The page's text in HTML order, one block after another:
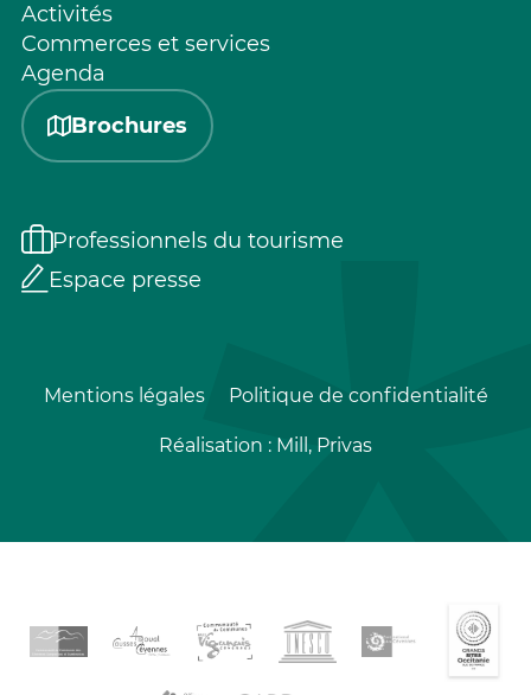
Activités
Commerces et services
Agenda
Brochures
Professionnels du tourisme
Espace presse
Mentions légales Politique de confidentialité
Réalisation : Mill, Privas